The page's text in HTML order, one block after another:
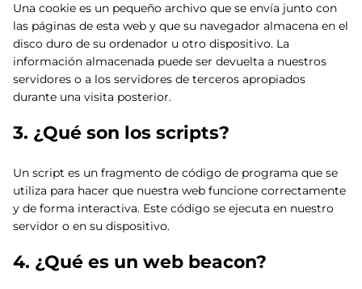
Una cookie es un pequeño archivo que se envía junto con
las páginas de esta web y que su navegador almacena en el
disco duro de su ordenador u otro dispositivo. La
información almacenada puede ser devuelta a nuestros
servidores o a los servidores de terceros apropiados
durante una visita posterior.
3. ¿Qué son los scripts?
Un script es un fragmento de código de programa que se
utiliza para hacer que nuestra web funcione correctamente
y de forma interactiva. Este código se ejecuta en nuestro
servidor o en su dispositivo.
4. ¿Qué es un web beacon?